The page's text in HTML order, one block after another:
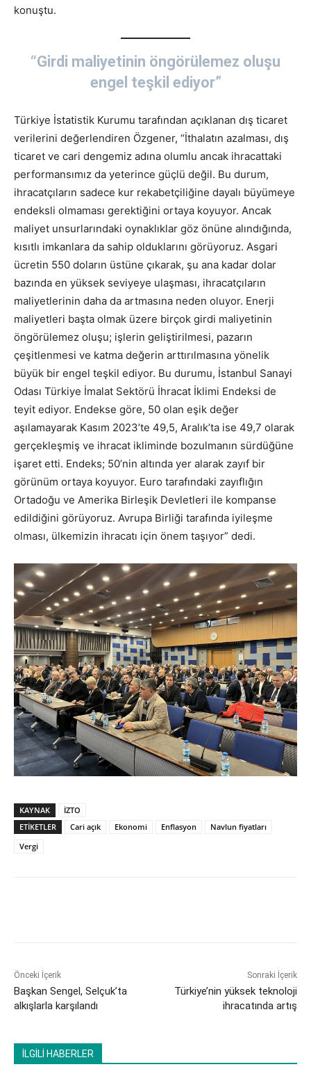
konuştu.
“Girdi maliyetinin öngörülemez oluşu
engel teşkil ediyor”
Türkiye İstatistik Kurumu tarafından açıklanan dış ticaret
verilerini değerlendiren Özgener, “İthalatın azalması, dış
ticaret ve cari dengemiz adına olumlu ancak ihracattaki
performansımız da yeterince güçlü değil. Bu durum,
ihracatçıların sadece kur rekabetçiliğine dayalı büyümeye
endeksli olmaması gerektiğini ortaya koyuyor. Ancak
maliyet unsurlarındaki oynaklıklar göz önüne alındığında,
kısıtlı imkanlara da sahip olduklarını görüyoruz. Asgari
ücretin 550 doların üstüne çıkarak, şu ana kadar dolar
bazında en yüksek seviyeye ulaşması, ihracatçıların
maliyetlerinin daha da artmasına neden oluyor. Enerji
maliyetleri başta olmak üzere birçok girdi maliyetinin
öngörülemez oluşu; işlerin geliştirilmesi, pazarın
çeşitlenmesi ve katma değerin arttırılmasına yönelik
büyük bir engel teşkil ediyor. Bu durumu, İstanbul Sanayi
Odası Türkiye İmalat Sektörü İhracat İklimi Endeksi de
teyit ediyor. Endekse göre, 50 olan eşik değer
aşılamayarak Kasım 2023’te 49,5, Aralık’ta ise 49,7 olarak
gerçekleşmiş ve ihracat ikliminde bozulmanın sürdüğüne
işaret etti. Endeks; 50’nin altında yer alarak zayıf bir
görünüm ortaya koyuyor. Euro tarafındaki zayıflığın
Ortadoğu ve Amerika Birleşik Devletleri ile kompanse
edildiğini görüyoruz. Avrupa Birliği tarafında iyileşme
olması, ülkemizin ihracatı için önem taşıyor” dedi.
KAYNAK
İZTO
ETİKETLER
Cari açık Ekonomi Enflasyon
Navlun fiyatları
Vergi
Önceki İçerik
Başkan Sengel, Selçuk’ta
alkışlarla karşılandı
Sonraki İçerik
Türkiye’nin yüksek teknoloji
ihracatında artış
İLGİLİ HABERLER